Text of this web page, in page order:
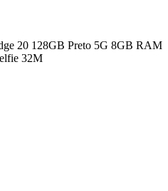
20 128GB Preto 5G 8GB RAM
32M